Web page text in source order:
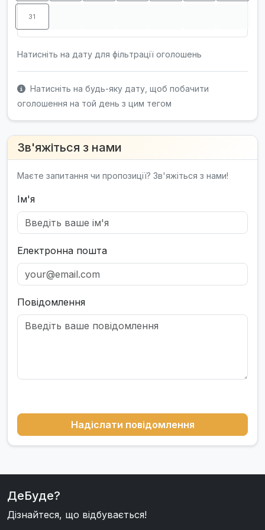
31
Натисніть на дату для фільтрації оголошень
Натисніть на будь-яку дату, щоб побачити
оголошення на той день з цим тегом
Зв'яжіться з нами
Маєте запитання чи пропозиції? Зв'яжіться з нами!
Ім'я
Електронна пошта
Повідомлення
Надіслати повідомлення
ДеБуде?
Дізнайтеся, що відбувається!